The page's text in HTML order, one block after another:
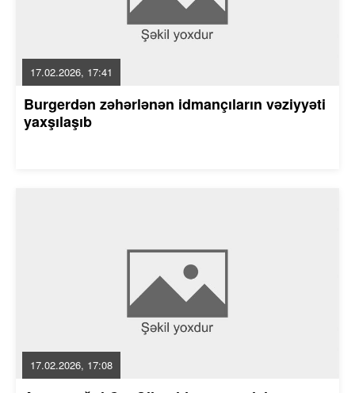
17.02.2026, 17:41
Burgerdən zəhərlənən idmançıların vəziyyəti
yaxşılaşıb
17.02.2026, 17:08